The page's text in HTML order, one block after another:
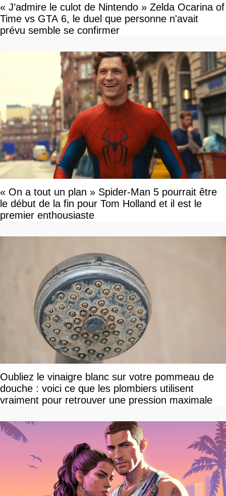
« J’admire le culot de Nintendo » Zelda Ocarina of
Time vs GTA 6, le duel que personne n'avait
prévu semble se confirmer
« On a tout un plan » Spider-Man 5 pourrait être
le début de la fin pour Tom Holland et il est le
premier enthousiaste
Oubliez le vinaigre blanc sur votre pommeau de
douche : voici ce que les plombiers utilisent
vraiment pour retrouver une pression maximale